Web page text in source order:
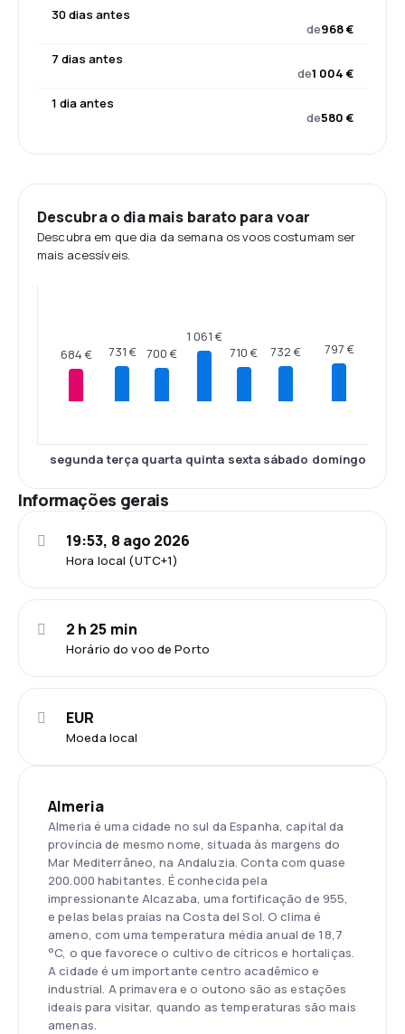
30 dias antes
de968 €
7 dias antes
de1 004 €
1 dia antes
de580 €
Descubra o dia mais barato para voar
Descubra em que dia da semana os voos costumam ser
mais acessíveis.
684 €
segunda
731 €
terça
700 €
quarta
1 061 €
quinta
710 €
sexta
732 €
sábado
797 €
domingo
Informações gerais
Hora local (UTC+1)
19:53, 8 ago 2026
Horário do voo de Porto
2 h 25 min
Moeda local
EUR
Almeria
Almeria é uma cidade no sul da Espanha, capital da
província de mesmo nome, situada às margens do
Mar Mediterrâneo, na Andaluzia. Conta com quase
200.000 habitantes. É conhecida pela
impressionante Alcazaba, uma fortificação de 955,
e pelas belas praias na Costa del Sol. O clima é
ameno, com uma temperatura média anual de 18,7
°C, o que favorece o cultivo de cítricos e hortaliças.
A cidade é um importante centro acadêmico e
industrial. A primavera e o outono são as estações
ideais para visitar, quando as temperaturas são mais
amenas.